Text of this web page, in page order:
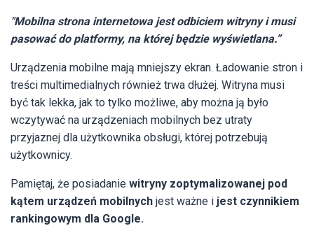
"Mobilna strona internetowa jest odbiciem witryny i musi
pasować do platformy, na której będzie wyświetlana.”
Urządzenia mobilne mają mniejszy ekran. Ładowanie stron i
treści multimedialnych również trwa dłużej. Witryna musi
być tak lekka, jak to tylko możliwe, aby można ją było
wczytywać na urządzeniach mobilnych bez utraty
przyjaznej dla użytkownika obsługi, której potrzebują
użytkownicy.
Pamiętaj, że posiadanie witryny zoptymalizowanej pod
kątem urządzeń mobilnych jest ważne i jest czynnikiem
rankingowym dla Google.